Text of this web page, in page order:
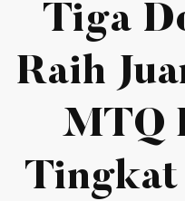
Tiga
Raih
MTQ
Tingkat